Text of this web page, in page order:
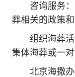
咨询服务：
葬相关的政策和
组织海葬活
集体海葬或一
北京海撒办